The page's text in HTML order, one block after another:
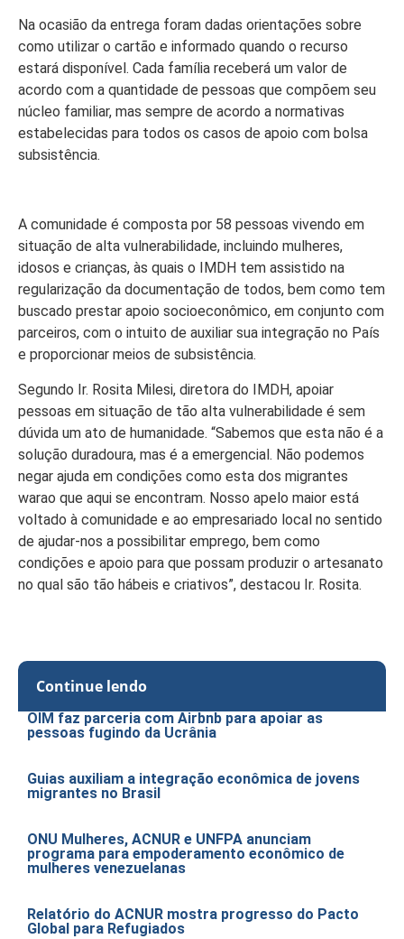
Na ocasião da entrega foram dadas orientações sobre
como utilizar o cartão e informado quando o recurso
estará disponível. Cada família receberá um valor de
acordo com a quantidade de pessoas que compõem seu
núcleo familiar, mas sempre de acordo a normativas
estabelecidas para todos os casos de apoio com bolsa
subsistência.
A comunidade é composta por 58 pessoas vivendo em
situação de alta vulnerabilidade, incluindo mulheres,
idosos e crianças, às quais o IMDH tem assistido na
regularização da documentação de todos, bem como tem
buscado prestar apoio socioeconômico, em conjunto com
parceiros, com o intuito de auxiliar sua integração no País
e proporcionar meios de subsistência.
Segundo Ir. Rosita Milesi, diretora do IMDH, apoiar
pessoas em situação de tão alta vulnerabilidade é sem
dúvida um ato de humanidade. “Sabemos que esta não é a
solução duradoura, mas é a emergencial. Não podemos
negar ajuda em condições como esta dos migrantes
warao que aqui se encontram. Nosso apelo maior está
voltado à comunidade e ao empresariado local no sentido
de ajudar-nos a possibilitar emprego, bem como
condições e apoio para que possam produzir o artesanato
no qual são tão hábeis e criativos”, destacou Ir. Rosita.
Continue lendo
OIM faz parceria com Airbnb para apoiar as
pessoas fugindo da Ucrânia
Guias auxiliam a integração econômica de jovens
migrantes no Brasil
ONU Mulheres, ACNUR e UNFPA anunciam
programa para empoderamento econômico de
mulheres venezuelanas
Relatório do ACNUR mostra progresso do Pacto
Global para Refugiados